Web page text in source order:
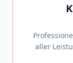
aller